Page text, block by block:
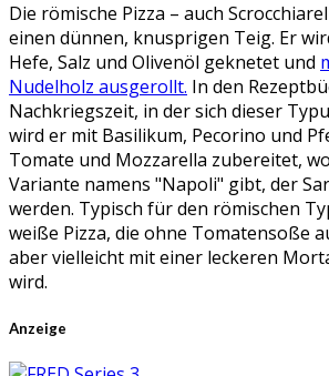
Die römische Pizza – auch
einen dünnen, knusprigen Teig. Er
Hefe, Salz und Olivenöl geknetet und
Nudelholz ausgerollt. In den
Nachkriegszeit, in der sich dieser
wird er mit Basilikum, Pecorino und
Tomate und Mozzarella zubereitet,
Variante namens "Napoli" gibt, der
werden. Typisch für den römischen
weiße Pizza, die ohne Tomatensoße
aber vielleicht mit einer leckeren
wird.
Anzeige